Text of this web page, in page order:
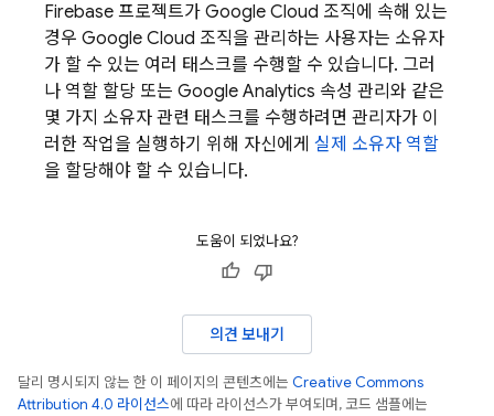
Firebase 프로젝트가 Google Cloud 조직에 속해 있는
경우 Google Cloud 조직을 관리하는 사용자는 소유자
가 할 수 있는 여러 태스크를 수행할 수 있습니다. 그러
나 역할 할당 또는 Google Analytics 속성 관리와 같은
몇 가지 소유자 관련 태스크를 수행하려면 관리자가 이
러한 작업을 실행하기 위해 자신에게 실제 소유자 역할
을 할당해야 할 수 있습니다.
도움이 되었나요?
의견 보내기
달리 명시되지 않는 한 이 페이지의 콘텐츠에는 Creative Commons
Attribution 4.0 라이선스에 따라 라이선스가 부여되며, 코드 샘플에는